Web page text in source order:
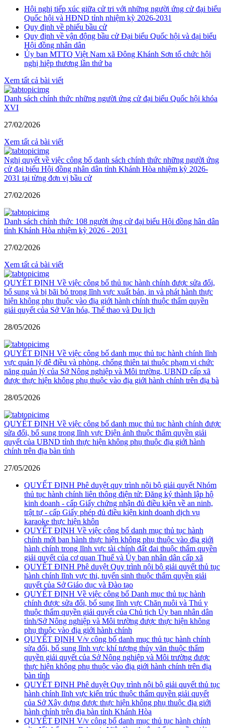
Hội nghị tiếp xúc giữa cử tri với những người ứng cử đại biểu
Quốc hội và HĐND tỉnh nhiệm kỳ 2026-2031
Quy định về phiếu bầu cử
Quy định về vận động bầu cử Đại biểu Quốc hội và đại biểu
Hội đồng nhân dân
Ủy ban MTTQ Việt Nam xã Đông Khánh Sơn tổ chức hội
nghị hiệp thương lần thứ ba
Xem tất cả bài viết
Danh sách chính thức những người ứng cử đại biểu Quốc hội khóa
XVI
27/02/2026
Xem tất cả bài viết
Nghị quyết về việc công bố danh sách chính thức những người ứng
cử đại biểu Hội đồng nhân dân tỉnh Khánh Hòa nhiệm kỳ 2026-
2031 tại từng đơn vị bầu cử
27/02/2026
Danh sách chính thức 108 người ứng cử đại biểu Hội đồng hân dân
tỉnh Khánh Hòa nhiệm kỳ 2026 - 2031
27/02/2026
Xem tất cả bài viết
QUYẾT ĐỊNH Về việc công bố thủ tục hành chính được sửa đổi,
bổ sung và bị bãi bỏ trong lĩnh vực xuất bản, in và phát hành thực
hiện không phụ thuộc vào địa giới hành chính thuộc thẩm quyền
giải quyết của Sở Văn hóa, Thể thao và Du lịch
28/05/2026
QUYẾT ĐỊNH Về việc công bố danh mục thủ tục hành chính lĩnh
vực quản lý đê điều và phòng, chống thiên tai thuộc phạm vi chức
năng quản lý của Sở Nông nghiệp và Môi trường, UBND cấp xã
được thực hiện không phụ thuộc vào địa giới hành chính trên địa bà
28/05/2026
QUYẾT ĐỊNH Về việc công bố danh mục thủ tục hành chính được
sửa đổi, bổ sung trong lĩnh vực Điện ảnh thuộc thẩm quyền giải
quyết của UBND tỉnh thực hiện không phụ thuộc địa giới hành
chính trên địa bàn tỉnh
27/05/2026
QUYẾT ĐỊNH Phê duyệt quy trình nội bộ giải quyết Nhóm
thủ tục hành chính liên thông điện tử: Đăng ký thành lập hộ
kinh doanh - cấp Giấy chứng nhận đủ điều kiện về an ninh,
trật tự - cấp Giấy phép đủ điều kiện kinh doanh dịch vụ
karaoke thực hiện khôn
QUYẾT ĐỊNH Về việc công bố danh mục thủ tục hành
chính mới ban hành thực hiện không phụ thuộc vào địa giới
hành chính trong lĩnh vực tài chính đất đai thuộc thẩm quyền
giải quyết của cơ quan Thuế và Ủy ban nhân dân cấp xã
QUYẾT ĐỊNH Phê duyệt Quy trình nội bộ giải quyết thủ tục
hành chính lĩnh vực thi, tuyển sinh thuộc thẩm quyền giải
quyết của Sở Giáo dục và Đào tạo
QUYẾT ĐỊNH Về việc công bố Danh mục thủ tục hành
chính được sửa đổi, bổ sung lĩnh vực Chăn nuôi và Thú y
thuộc thẩm quyền giải quyết của Chủ tịch Ủy ban nhân dân
tỉnh/Sở Nông nghiệp và Môi trường được thực hiện không
phụ thuộc vào địa giới hành chính
QUYẾT ĐỊNH V/v công bố danh mục thủ tục hành chính
sửa đổi, bổ sung lĩnh vực khí tượng thủy văn thuộc thẩm
quyền giải quyết của Sở Nông nghiệp và Môi trường được
thực hiện không phụ thuộc vào địa giới hành chính trên địa
bàn tỉnh
QUYẾT ĐỊNH Phê duyệt Quy trình nội bộ giải quyết thủ tục
hành chính lĩnh vực kiến trúc thuộc thẩm quyền giải quyết
của Sở Xây dựng được thực hiện không phụ thuộc địa giới
hành chính trên địa bàn tỉnh Khánh Hòa
QUYẾT ĐỊNH V/v công bố danh mục thủ tục hành chính